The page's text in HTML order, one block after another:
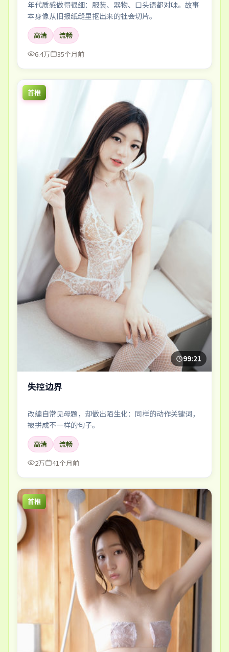
年代质感做得很细：服装、器物、口头语都对味。故事
本身像从旧报纸缝里抠出来的社会切片。
高清
流畅
6.4万
35个月前
首推
99:21
失控边界
改编自常见母题，却做出陌生化：同样的动作关键词，
被拼成不一样的句子。
高清
流畅
2万
41个月前
首推